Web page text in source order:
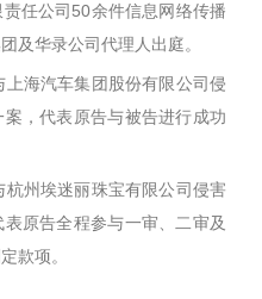
任公司50余件信息网络传播
及华录公司代理人出庭。
海汽车集团股份有限公司侵
，代表原告与被告进行成功
州埃迷丽珠宝有限公司侵害
原告全程参与一审、二审及
款项。